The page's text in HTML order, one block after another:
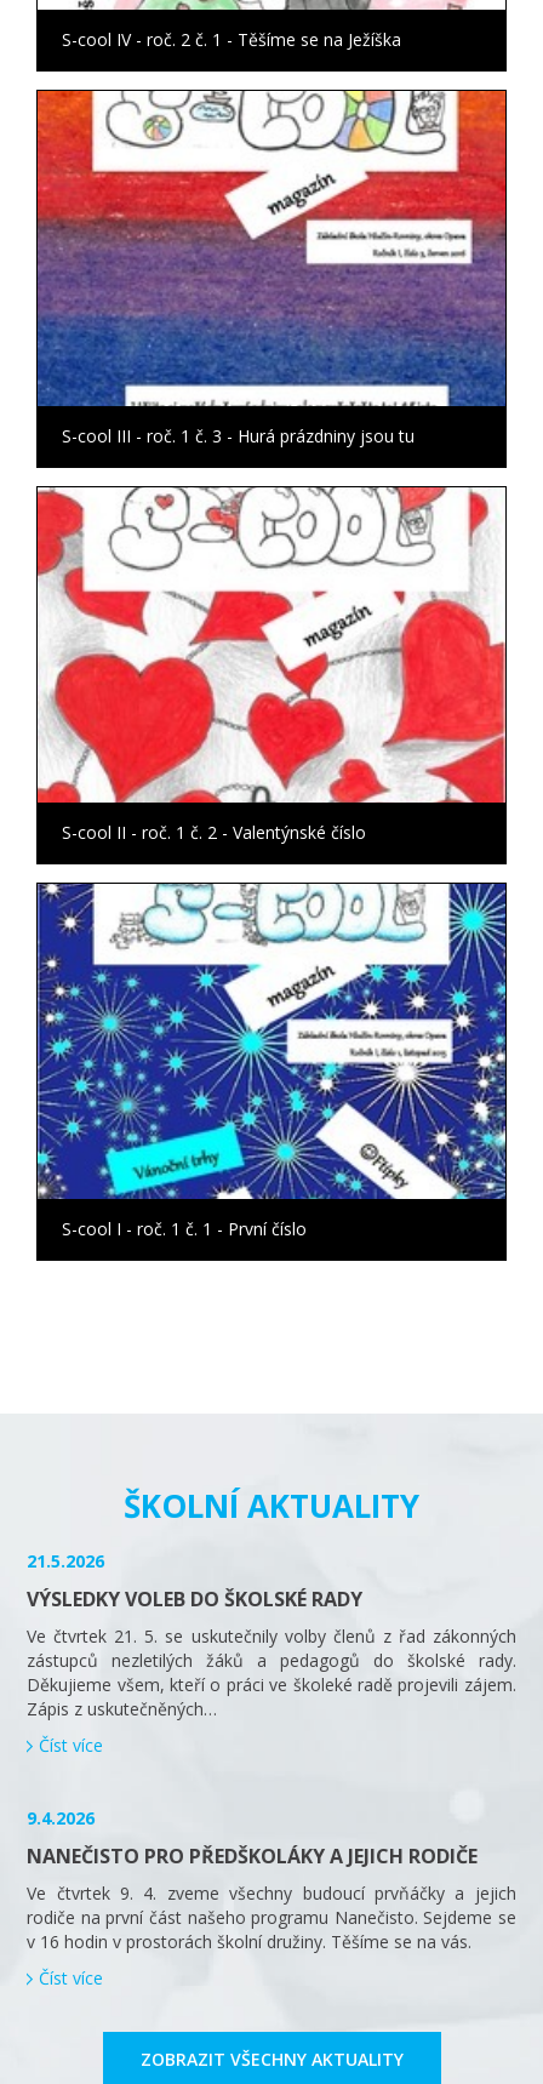
S-cool IV - roč. 2 č. 1 - Těšíme se na Ježíška
S-cool III - roč. 1 č. 3 - Hurá prázdniny jsou tu
S-cool II - roč. 1 č. 2 - Valentýnské číslo
S-cool I - roč. 1 č. 1 - První číslo
ŠKOLNÍ AKTUALITY
21.5.2026
VÝSLEDKY VOLEB DO ŠKOLSKÉ RADY
Ve čtvrtek 21. 5. se uskutečnily volby členů z řad zákonných
zástupců nezletilých žáků a pedagogů do školské rady.
Děkujieme všem, kteří o práci ve školeké radě projevili zájem.
Zápis z uskutečněných…
Číst více
9.4.2026
NANEČISTO PRO PŘEDŠKOLÁKY A JEJICH RODIČE
Ve čtvrtek 9. 4. zveme všechny budoucí prvňáčky a jejich
rodiče na první část našeho programu Nanečisto. Sejdeme se
v 16 hodin v prostorách školní družiny. Těšíme se na vás.
Číst více
ZOBRAZIT VŠECHNY AKTUALITY